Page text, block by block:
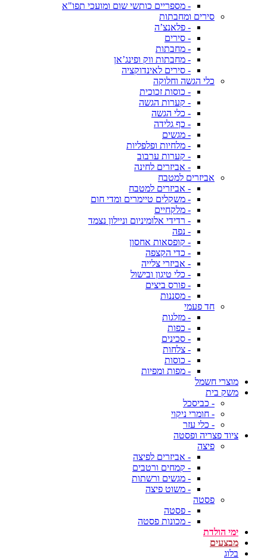
- מספריים כותשי שום ומועכי תפו"א
סירים ומחבתות
- פלאנצ’ה
- סירים
- מחבתות
- מחבתות ווק ופינג’אן
- סירים לאינדוקציה
כלי הגשה וחלוקה
- כוסות זכוכית
- קערות הגשה
- כלי הגשה
- כף גלידה
- מגשים
- מלחיות ופלפליות
- קערות ערבוב
- אביזרים לחינה
אביזרים למטבח
- אביזרים למטבח
- משקלים טיימרים ומדי חום
- מלקחיים
- רדידי אלומיניום וניילון נצמד
- נפה
- קופסאות אחסון
- כדי הקצפה
- אביזרי צלייה
- כלי טיגון ובישול
- פורס ביצים
- מסננות
חד פעמי
- מזלגות
- כפות
- סכינים
- צלחות
- כוסות
- מפות ומפיות
מוצרי חשמל
משק בית
- כביסכל
- חומרי ניקוי
- כלי עזר
ציוד פצריה ופסטה
פיצה
- אביזרים לפיצה
- קמחים ורטבים
- מגשים ורשתות
- משוט פיצה
פסטה
- פסטה
- מכונות פסטה
ימי הולדת
מבצעים
בלוג